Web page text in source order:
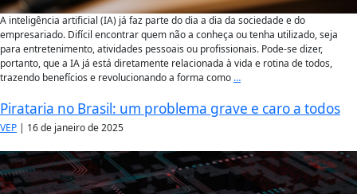
A inteligência artificial (IA) já faz parte do dia a dia da sociedade e do
empresariado. Difícil encontrar quem não a conheça ou tenha utilizado, seja
para entretenimento, atividades pessoais ou profissionais. Pode-se dizer,
portanto, que a IA já está diretamente relacionada à vida e rotina de todos,
trazendo benefícios e revolucionando a forma como …
Pirataria no Brasil: um problema grave e caro a todos
VEP | 16 de janeiro de 2025